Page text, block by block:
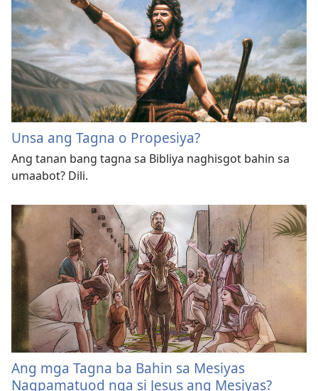
Unsa ang Tagna o Propesiya?
Ang tanan bang tagna sa Bibliya naghisgot bahin sa
umaabot? Dili.
Ang mga Tagna ba Bahin sa Mesiyas
Nagpamatuod nga si Jesus ang Mesiyas?